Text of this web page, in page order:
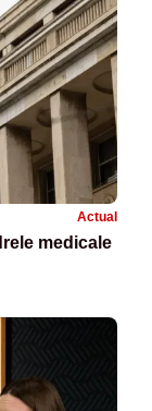
Actual
medicale